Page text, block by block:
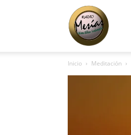
Radio
Mesías
Inicio Meditación